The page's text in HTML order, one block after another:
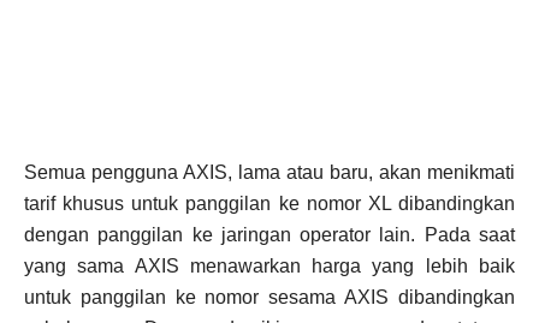
Semua pengguna AXIS, lama atau baru, akan menikmati
tarif khusus untuk panggilan ke nomor XL dibandingkan
dengan panggilan ke jaringan operator lain. Pada saat
yang sama AXIS menawarkan harga yang lebih baik
untuk panggilan ke nomor sesama AXIS dibandingkan